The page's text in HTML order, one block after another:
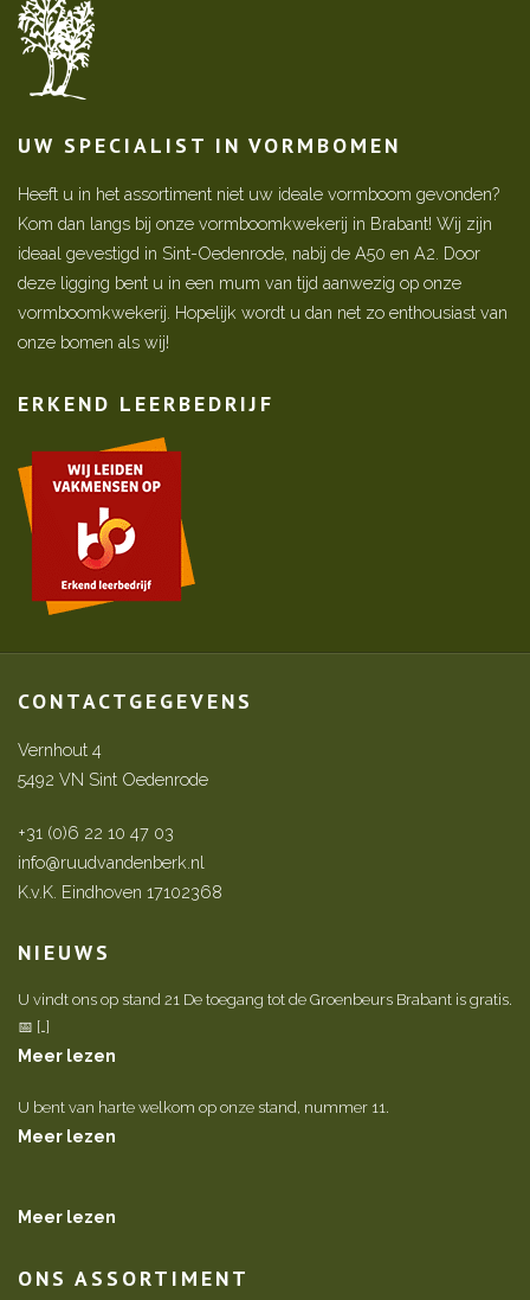
UW SPECIALIST IN VORMBOMEN
Heeft u in het assortiment niet uw ideale vormboom gevonden?
Kom dan langs bij onze vormboomkwekerij in Brabant! Wij zijn
ideaal gevestigd in Sint-Oedenrode, nabij de A50 en A2. Door
deze ligging bent u in een mum van tijd aanwezig op onze
vormboomkwekerij. Hopelijk wordt u dan net zo enthousiast van
onze bomen als wij!
ERKEND LEERBEDRIJF
CONTACTGEGEVENS
Vernhout 4
5492 VN Sint Oedenrode
+31 (0)6 22 10 47 03
info@ruudvandenberk.nl
K.v.K. Eindhoven 17102368
NIEUWS
U vindt ons op stand 21 De toegang tot de Groenbeurs Brabant is gratis.
📅 […]
Meer lezen
U bent van harte welkom op onze stand, nummer 11.
Meer lezen
Meer lezen
ONS ASSORTIMENT